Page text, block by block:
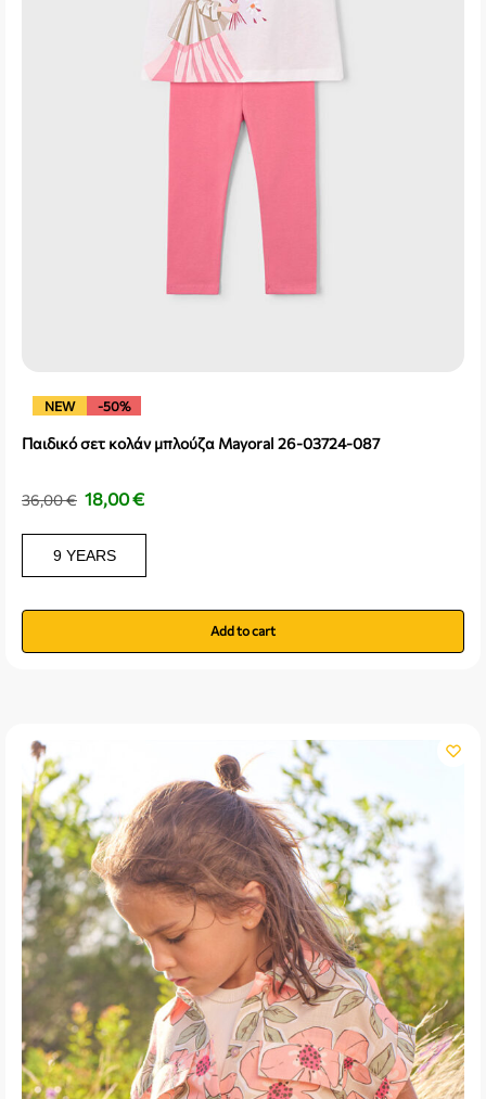
NEW -50%
Παιδικό σετ κολάν μπλούζα Mayoral 26-03724-087
36,00€ 18,00€
9 YEARS
Add to cart